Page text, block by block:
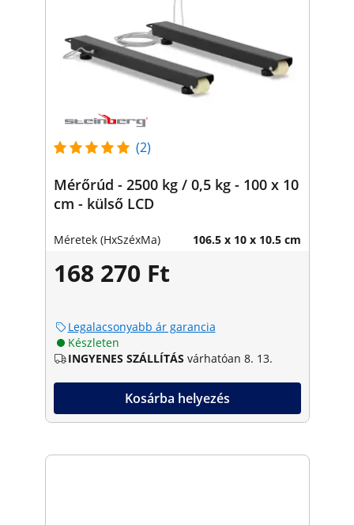
(2)
Mérőrúd - 2500 kg / 0,5 kg - 100 x 10
cm - külső LCD
Méretek (HxSzéxMa) 106.5 x 10 x 10.5 cm
168 270 Ft
Legalacsonyabb ár garancia
Készleten
INGYENES SZÁLLÍTÁS várhatóan 8. 13.
Kosárba helyezés